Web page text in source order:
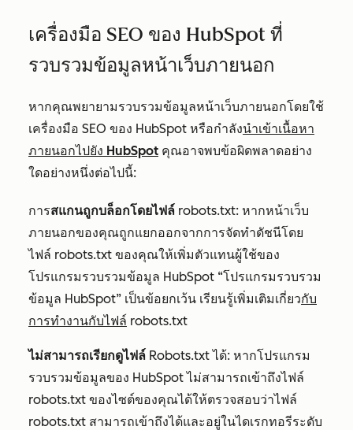
เครื่องมือ SEO ของ HubSpot ที่
รวบรวมข้อมูลหน้าเว็บภายนอก
หากคุณพยายามรวบรวมข้อมูลหน้าเว็บภายนอกโดยใช้
เครื่องมือ SEO ของ HubSpot หรือกำลังนำเข้าเนื้อหา
ภายนอกไปยัง HubSpot คุณอาจพบข้อผิดพลาดอย่าง
ใดอย่างหนึ่งต่อไปนี้:
การสแกนถูกบล็อกโดยไฟล์ robots.txt: หากหน้าเว็บ
ภายนอกของคุณถูกแยกออกจากการจัดทำดัชนีโดย
ไฟล์ robots.txt ของคุณให้เพิ่มตัวแทนผู้ใช้ของ
โปรแกรมรวบรวมข้อมูล HubSpot “โปรแกรมรวบรวม
ข้อมูล HubSpot” เป็นข้อยกเว้น เรียนรู้เพิ่มเติมเกี่ยวกับ
การทำงานกับไฟล์ robots.txt
ไม่สามารถเรียกดูไฟล์ Robots.txt ได้: หากโปรแกรม
รวบรวมข้อมูลของ HubSpot ไม่สามารถเข้าถึงไฟล์
robots.txt ของไซต์ของคุณได้ให้ตรวจสอบว่าไฟล์
robots.txt สามารถเข้าถึงได้และอยู่ในไดเรกทอรีระดับ